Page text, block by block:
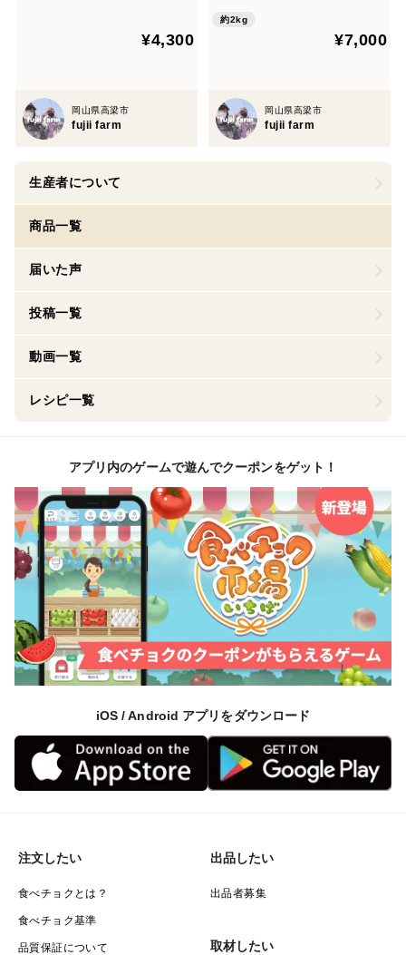
¥4,300
岡山県高梁市
fujii farm
約2kg
¥7,000
岡山県高梁市
fujii farm
生産者について
商品一覧
届いた声
投稿一覧
動画一覧
レシピ一覧
アプリ内のゲームで遊んでクーポンをゲット！
iOS / Android アプリをダウンロード
注文したい
食べチョクとは？
食べチョク基準
品質保証について
出品したい
出品者募集
取材したい